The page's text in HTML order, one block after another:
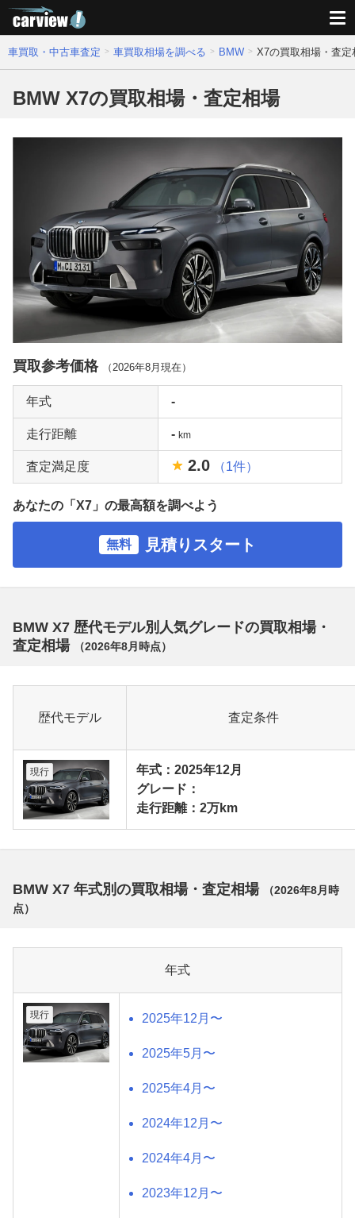
車買取・中古車査定 車買取相場を調べる BMW X7の買取相場・査定
BMW X7の買取相場・査定相場
買取参考価格 （ 2026年8月 現在）
年式 -
走行距離 - km
査定満足度 2.0 （1件）
あなたの「X7」の最高額を調べよう
無料 見積りスタート
BMW X7 歴代モデル別人気グレードの買取相場・
査定相場
（2026年8月 時点）
歴代モデル 査定条件
現行
年式：2025年12月
グレード：
走行距離：2万km
BMW X7 年式別の買取相場・査定相場 （2026年8月 時
点）
年式
現行 2025年12月〜
2025年5月〜
2025年4月〜
2024年12月〜
2024年4月〜
2023年12月〜